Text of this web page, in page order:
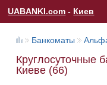
UABANKI.com - Киев
Банкоматы
Круглосуточные
Киеве (66)